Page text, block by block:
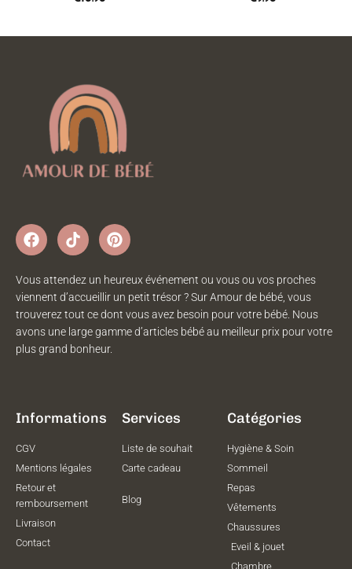
Vous attendez un heureux événement ou vous ou vos proches
viennent d’accueillir un petit trésor ? Sur Amour de bébé, vous
trouverez tout ce dont vous avez besoin pour votre bébé. Nous
avons une large gamme d’articles bébé au meilleur prix pour votre
plus grand bonheur.
Informations
CGV
Mentions légales
Retour et
remboursement
Livraison
Contact
Services
Liste de souhait
Carte cadeau
Blog
Catégories
Hygiène & Soin
Sommeil
Repas
Vêtements
Chaussures
Eveil & jouet
Chambre